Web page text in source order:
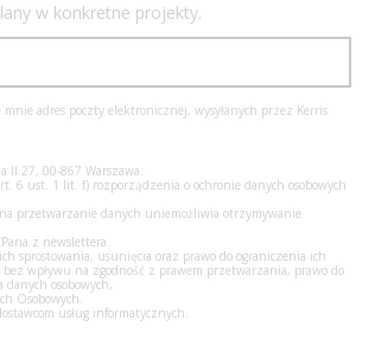
w konkretne projekty.
adres poczty elektronicznej, wysyłanych przez Kerris
II 27, 00-867 Warszawa.
6 ust. 1 lit. f) rozporządzenia o ochronie danych osobowych
przetwarzanie danych uniemożliwia otrzymywanie
z newslettera.
sprostowania, usunięcia oraz prawo do ograniczenia ich
wpływu na zgodność z prawem przetwarzania, prawo do
osobowych,
Osobowych.
usług informatycznych.